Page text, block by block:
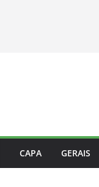
CAPA GERAIS